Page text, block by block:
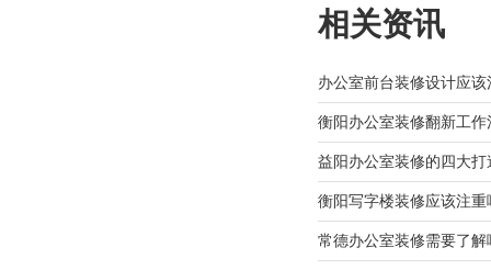
相关资讯
办公室前台装修设计应该
衡阳办公室装修翻新工作
益阳办公室装修的四大打
衡阳写字楼装修应该注重
常德办公室装修需要了解